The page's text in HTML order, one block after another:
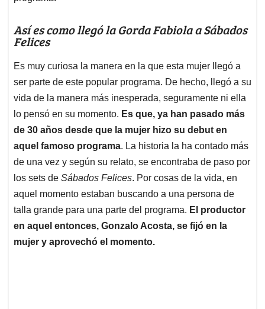
Así es como llegó la Gorda Fabiola a Sábados
Felices
Es muy curiosa la manera en la que esta mujer llegó a
ser parte de este popular programa. De hecho, llegó a su
vida de la manera más inesperada, seguramente ni ella
lo pensó en su momento. Es que, ya han pasado más
de 30 años desde que la mujer hizo su debut en
aquel famoso programa. La historia la ha contado más
de una vez y según su relato, se encontraba de paso por
los sets de Sábados Felices. Por cosas de la vida, en
aquel momento estaban buscando a una persona de
talla grande para una parte del programa. El productor
en aquel entonces, Gonzalo Acosta, se fijó en la
mujer y aprovechó el momento.